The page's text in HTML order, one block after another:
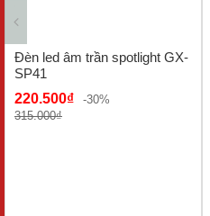
Đèn led âm trần spotlight GX-
SP41
220.500₫
-30%
315.000₫